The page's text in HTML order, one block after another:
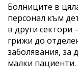
Болниците в
персонал към
в други сектори
грижи до
заболявания, за
малки пациенти.